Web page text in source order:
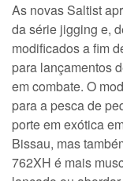
As novas Saltist
da série jigging e,
modificados a fim
para lançamentos
em combate. O
para a pesca de
porte em exótica
Bissau, mas
762XH é mais